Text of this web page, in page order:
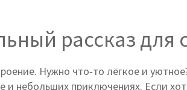
рассказ для
Нужно что‑то лёгкое и
небольших приключениях. Если